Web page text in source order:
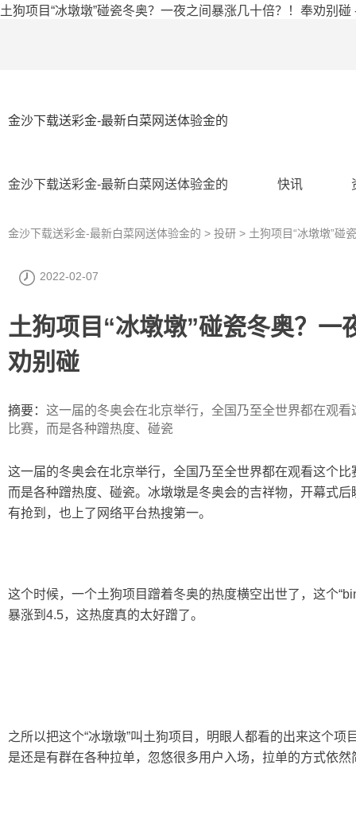
土狗项目“冰墩墩”碰瓷冬奥？一夜之间暴涨几十倍？！奉劝别
金沙下载送彩金-最新白菜网送体验金的
金沙下载送彩金-最新白菜网送体验金的 快讯
金沙下载送彩金-最新白菜网送体验金的 > 投研 > 土狗项目“冰墩墩”碰
2022-02-07
土狗项目“冰墩墩”碰瓷冬奥？一
劝别碰
摘要： 这一届的冬奥会在北京举行，全国乃至全世界都在观
比赛，而是各种蹭热度、碰瓷
这一届的冬奥会在北京举行，全国乃至全世界都在观看这个
而是各种蹭热度、碰瓷。冰墩墩是冬奥会的吉祥物，开幕式
有抢到，也上了网络平台热搜第一。
这个时候，一个土狗项目蹭着冬奥的热度横空出世了，这个
暴涨到4.5，这热度真的太好蹭了。
之所以把这个“冰墩墩”叫土狗项目，明眼人都看的出来这个
是还是有群在各种拉单，忽悠很多用户入场，拉单的方式依然